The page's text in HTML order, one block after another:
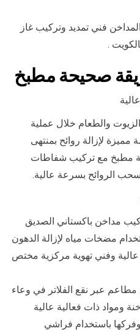
فني تمديد وتركيب غاز
.
صحيحة مطبخ
والطعام خلال عملية
لإزالة روائح بمنتهى
مطبخ مع تركيب شفاطات
الروائح بسرعة عالية.
مداخن باكستاني الصديق
مضخات مياه لإزالة الدهون
عالية وفني تهوية مركزية مختص
عبر نقع الفلاتر في وعاء
ومواد ذات فعالية عالية
باستخدام فراشي